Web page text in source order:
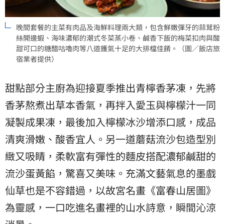
晚間套餐的主菜有肉品及海鮮料理兩大類，包含鮮嫩彈牙的蒜茸粉
絲開邊蝦、海味濃郁的潮式冬菜蒸小卷、鹹香下飯的梅菜扣肉與酸
甜可口的糖醋咕嚕肉等八道鑊氣十足的大排檔佳餚。（圖／飯店旅
宿業者提供）
甜點部分主廚為迎接夏季推出青檸香茅凍，先將
香茅熬煮出草本香氣，再拌入愛玉與檸檬汁一同
凝製成果凍，最後加入檸檬冰沙增添口感，成品
清爽滑嫩、酸香宜人。另一道蘑菇流沙包造型別
緻又吸睛，柔軟富有彈性的麵皮搭配濃郁鹹甜的
流沙蛋黃餡，驚喜又美味。充滿文藝氣息的墨戲
仙草也是不容錯過，以故宮名畫《富春山居圖》
為靈感，一口吃進名畫裡的山水詩意，瞬間沁涼